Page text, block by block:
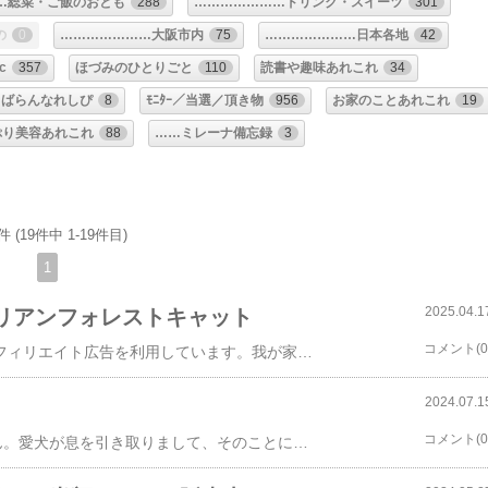
0 …………………大阪市内 75 …………………日本各地 42
357 ほづみのひとりごと 110 読書や趣味あれこれ 34
らんなれしぴ 8 ﾓﾆﾀｰ／当選／頂き物 956 お家のことあれこれ 19
り美容あれこれ 88 ……ミレーナ備忘録 3
(19件中 1-19件目)
1
ンフォレストキャット
コメント
コメント